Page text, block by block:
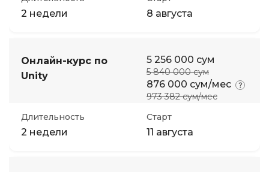
2 недели 8 августа
Онлайн-курс по
Unity
5 256 000 сум
5 840 000 сум
876 000 сум/мес
973 382 сум/мес
Длительность
2 недели
Старт
11 августа